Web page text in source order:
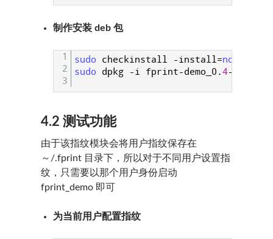
制作安装 deb 包
1
2
3
sudo checkinstall -install=no
sudo dpkg -i fprint-demo_0 .4-
4.2 测试功能
由于该指纹模块会将用户指纹保存在
～/.fprint 目录下，所以对于不同用户设置指
纹，只需要以那个用户身份启动
fprint_demo 即可
为当前用户配置指纹